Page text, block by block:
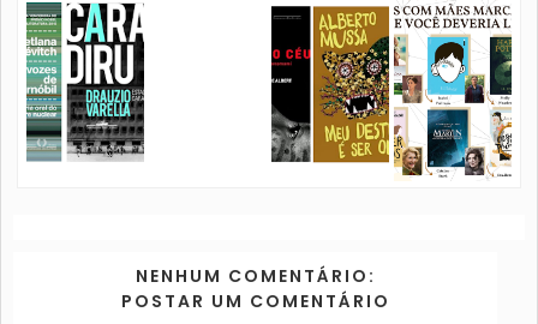
NENHUM COMENTÁRIO:
POSTAR UM COMENTÁRIO